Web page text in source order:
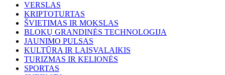
VERSLAS
KRIPTOTURTAS
ŠVIETIMAS IR MOKSLAS
BLOKŲ GRANDINĖS TECHNOLOGIJA
JAUNIMO PULSAS
KULTŪRA IR LAISVALAIKIS
TURIZMAS IR KELIONĖS
SPORTAS